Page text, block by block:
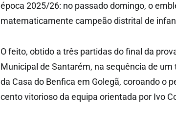
época 2025/26: no passado domingo, o
matematicamente campeão distrital de
O feito, obtido a três partidas do final da
Municipal de Santarém, na sequência de
da Casa do Benfica em Golegã, coroando o
cento vitorioso da equipa orientada por Ivo